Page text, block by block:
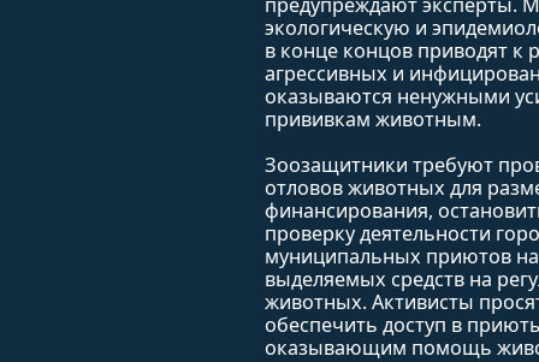
экологическую и
в конце концов приводят
агрессивных и
оказываются ненужными
прививкам животным.
Зоозащитники требуют
отловов животных для
финансирования,
проверку деятельности
муниципальных приютов
выделяемых средств на
животных. Активисты
обеспечить доступ в
оказывающим помощь